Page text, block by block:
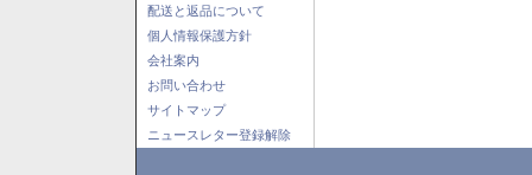
配送と返品について
個人情報保護方針
会社案内
お問い合わせ
サイトマップ
ニュースレター登録解除